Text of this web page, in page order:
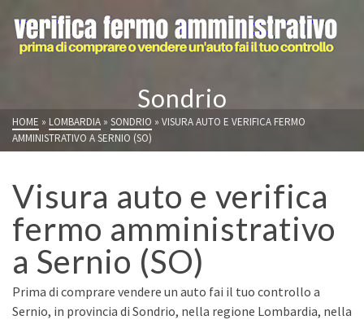
Sondrio
HOME » LOMBARDIA » SONDRIO » VISURA AUTO E VERIFICA FERMO
AMMINISTRATIVO A SERNIO (SO)
Visura auto e verifica
fermo amministrativo
a Sernio (SO)
Prima di comprare vendere un auto fai il tuo controllo a
Sernio, in provincia di Sondrio, nella regione Lombardia, nella